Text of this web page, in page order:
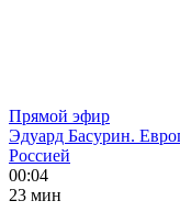
Прямой эфир
Эдуард Басурин.
Россией
00:04
23 мин